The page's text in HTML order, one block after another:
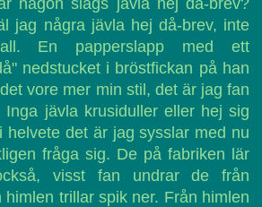
någon slags jävla hej då-brev?
jag några jävla hej då-brev, inte
En papperslapp med ett
nedstucket i bröstfickan på han
vore mer min stil, det är jag fan
jävla krusiduller eller hej sig
helvete det är jag sysslar med nu
fråga sig. De på fabriken lär
visst fan undrar de från
trillar spik ner. Från himlen